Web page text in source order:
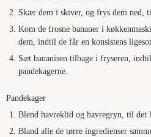
Skær dem i skiver, og frys dem ned,
Kom de frosne bananer i
dem, indtil de får en konsistens
Sæt bananisen tilbage i fryseren,
pandekagerne.
Pandekager
Blend havreklid og havregryn, til
Bland alle de tørre ingredienser